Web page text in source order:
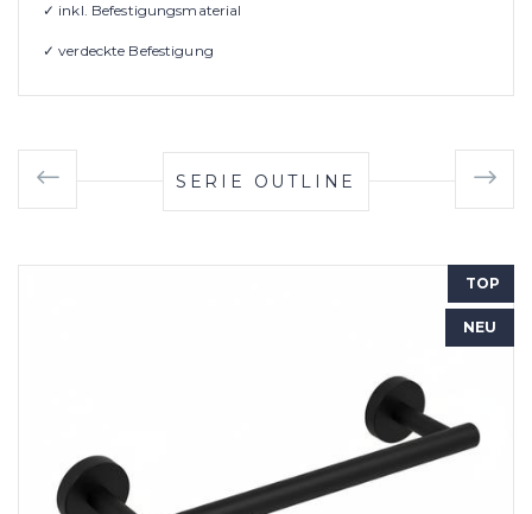
✓ inkl. Befestigungsmaterial
✓ verdeckte Befestigung
SERIE OUTLINE
TOP
NEU